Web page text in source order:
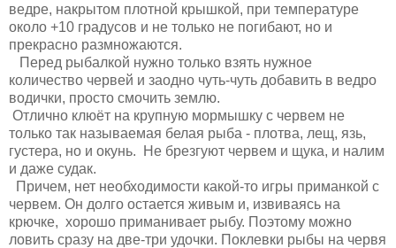
ведре, накрытом плотной крышкой, при температуре
около +10 градусов и не только не погибают, но и
прекрасно размножаются.
Перед рыбалкой нужно только взять нужное
количество червей и заодно чуть-чуть добавить в ведро
водички, просто смочить землю.
Отлично клюёт на крупную мормышку с червем не
только так называемая белая рыба - плотва, лещ, язь,
густера, но и окунь. Не брезгуют червем и щука, и налим
и даже судак.
Причем, нет необходимости какой-то игры приманкой с
червем. Он долго остается живым и, извиваясь на
крючке, хорошо приманивает рыбу. Поэтому можно
ловить сразу на две-три удочки. Поклевки рыбы на червя